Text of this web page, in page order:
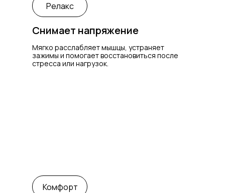
Релакс
Комфорт
Снимает напряжение
Мягко расслабляет мышцы, устраняет
зажимы и помогает восстановиться после
стресса или нагрузок.